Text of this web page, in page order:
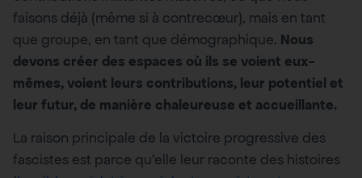
faisons déjà (même si à contrecœur), mais en tant
que groupe, en tant que démographique. Nous
devons créer des espaces où ils se voient eux-
mêmes, voient leurs contributions, leur potentiel et
leur futur, de manière chaleureuse et accueillante.
La raison principale de la victoire progressive des
fascistes est parce qu’elle leur raconte des histoires